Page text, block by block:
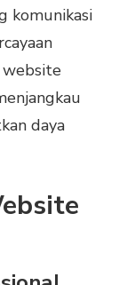
komunikasi
website
daya